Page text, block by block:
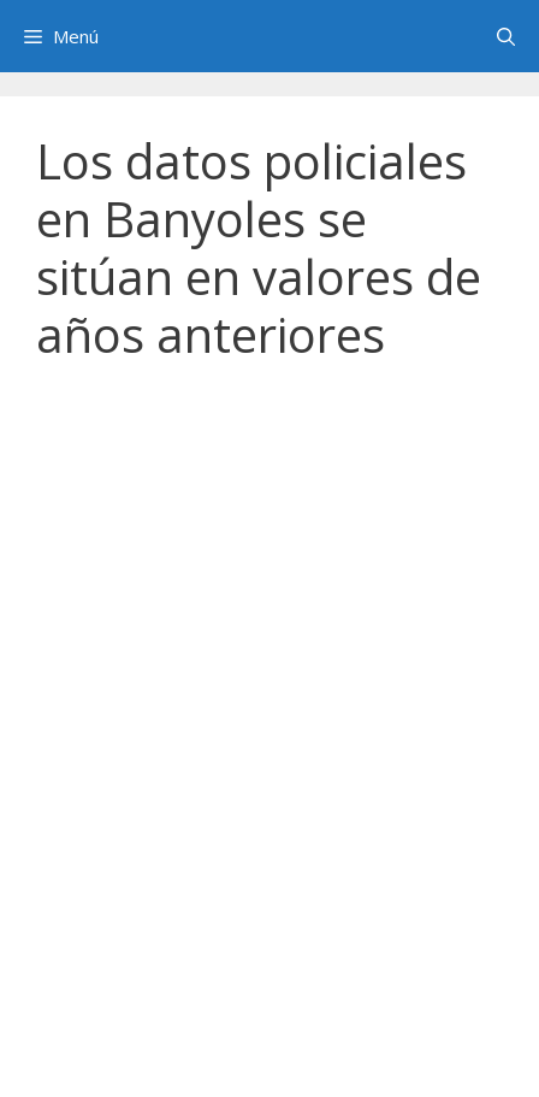
contenido
Menú
Los datos policiales
en Banyoles se
sitúan en valores de
años anteriores